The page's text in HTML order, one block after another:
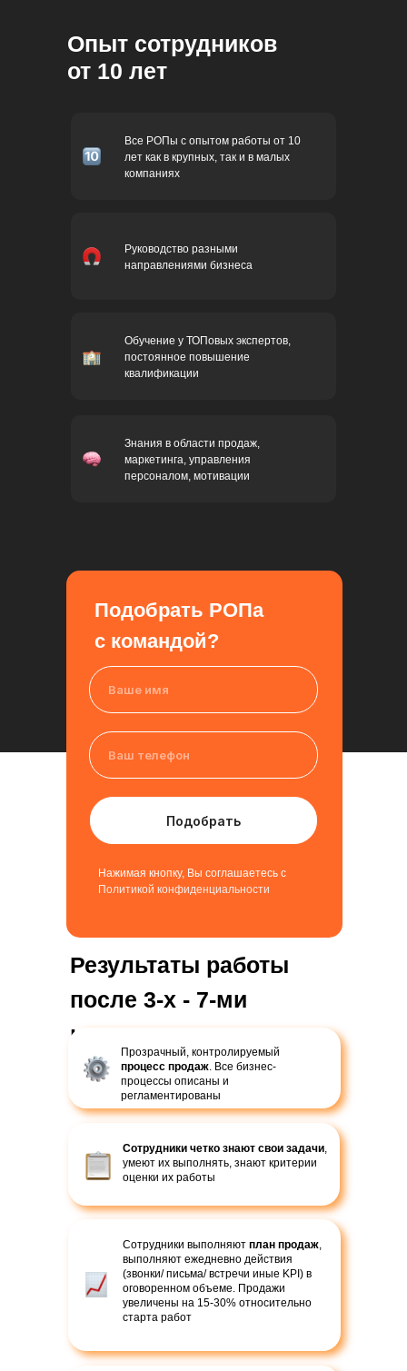
Опыт сотрудников
от 10 лет
Все РОПы с опытом работы от 10
лет как в крупных, так и в малых
компаниях
Руководство разными
направлениями бизнеса
Обучение у ТОПовых экспертов,
постоянное повышение
квалификации
Знания в области продаж,
маркетинга, управления
персоналом, мотивации
Подобрать РОПа
с командой?
Подобрать
Нажимая кнопку, Вы соглашаетесь с
Политикой конфиденциальности
Результаты работы
после 3-х - 7-ми
недель:
Прозрачный, контролируемый
процесс продаж. Все бизнес-
процессы описаны и
регламентированы
Сотрудники четко знают свои задачи,
умеют их выполнять, знают критерии
оценки их работы
Сотрудники выполняют план продаж,
выполняют ежедневно действия
(звонки/ письма/ встречи иные KPI) в
оговоренном объеме. Продажи
увеличены на 15-30% относительно
старта работ